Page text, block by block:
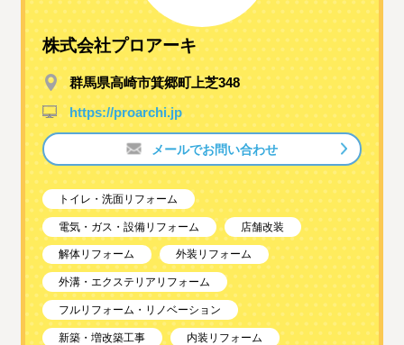
株式会社プロアーキ
群馬県高崎市箕郷町上芝348
https://proarchi.jp
メールでお問い合わせ
トイレ・洗面リフォーム
電気・ガス・設備リフォーム 店舗改装
解体リフォーム 外装リフォーム
外溝・エクステリアリフォーム
フルリフォーム・リノベーション
新築・増改築工事 内装リフォーム